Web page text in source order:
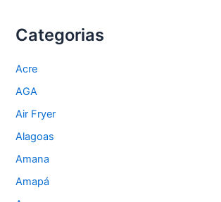
Categorias
Acre
AGA
Air Fryer
Alagoas
Amana
Amapá